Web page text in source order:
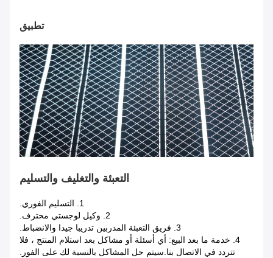
تطبيق
التعبئة والتغليف والتسليم
1. التسليم الفوري.
2. وكيل لوجستي محترف.
3. فريق التعبئة المدربين تدريبا جيدا والانضباط.
4. خدمة ما بعد البيع: أي أسئلة أو مشاكل بعد استلام المنتج ، فلا
تتردد في الاتصال بنا.سيتم حل المشاكل بالنسبة لك على الفور.